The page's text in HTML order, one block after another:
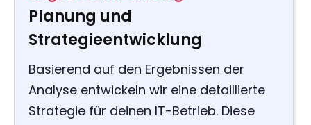
Planung und
Strategieentwicklung
Basierend auf den Ergebnissen der
Analyse entwickeln wir eine detaillierte
Strategie für deinen IT-Betrieb. Diese